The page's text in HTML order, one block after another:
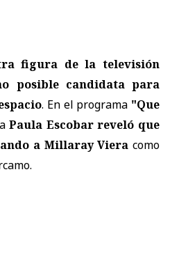
figura de la televisión
posible candidata para
. En el programa "Que
Paula Escobar reveló que
a Millaray Viera como